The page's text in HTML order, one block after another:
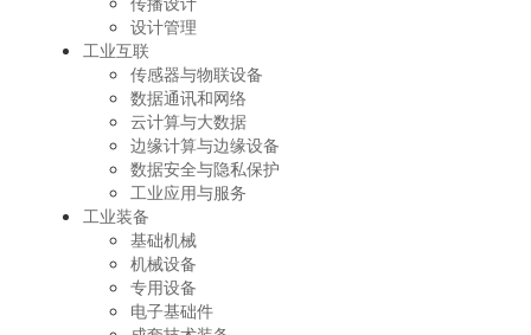
设计管理
工业互联
传感器与物联设备
数据通讯和网络
云计算与大数据
边缘计算与边缘设备
数据安全与隐私保护
工业应用与服务
工业装备
基础机械
机械设备
专用设备
电子基础件